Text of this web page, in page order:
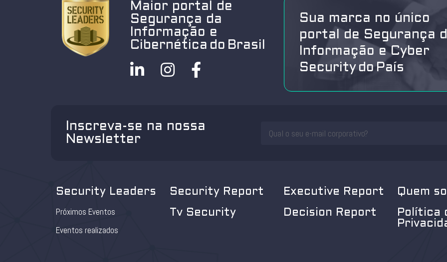
Maior portal de
Segurança da
Informação e
Cibernética do Brasil
Sua marca no único
portal de Segurança
Informação e Cyber
Security do País
Inscreva-se na nossa
Newsletter
Security Leaders
Próximos Eventos
Eventos realizados
Security Report
Tv Security
Executive Report
Decision Report
Quem
Política